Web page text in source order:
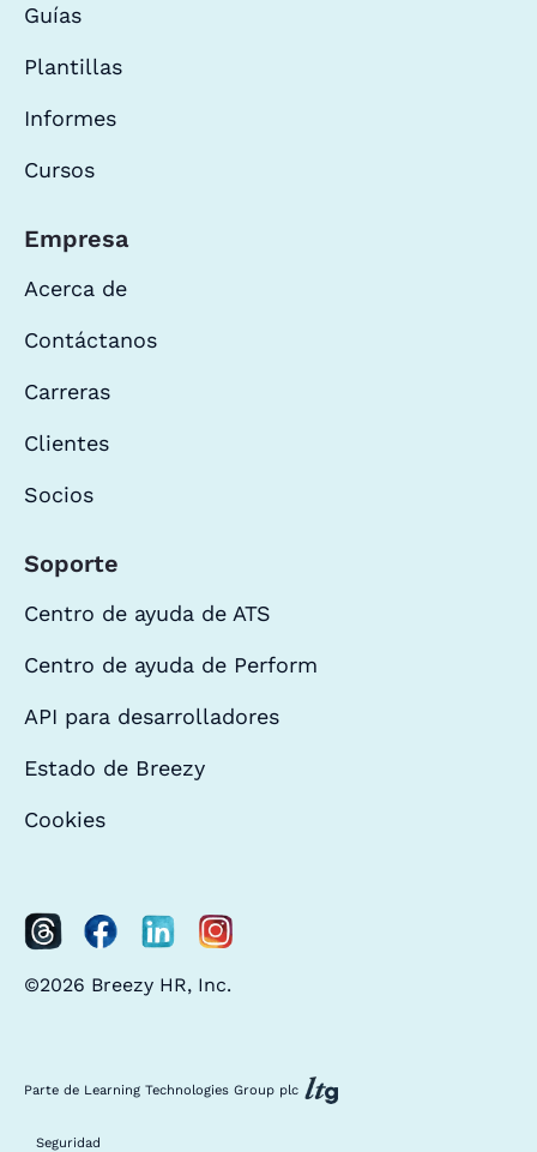
Guías
Plantillas
Informes
Cursos
Empresa
Acerca de
Contáctanos
Carreras
Clientes
Socios
Soporte
Centro de ayuda de ATS
Centro de ayuda de Perform
API para desarrolladores
Estado de Breezy
Cookies
©2026 Breezy HR, Inc.
Parte de Learning Technologies Group plc
Seguridad